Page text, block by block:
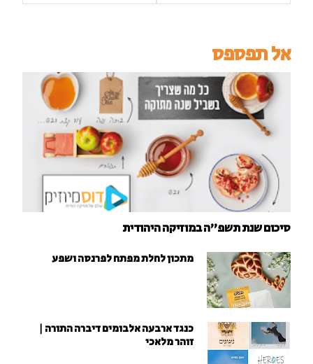
אל תפספס
סיכום שנת תשפ"ה במוזיקה היהודית
מתכון לחלת מפתח לפרנסה ושפע
כנגד ארבעה אלבומים דיברה התורה |
זוהר מלאכי